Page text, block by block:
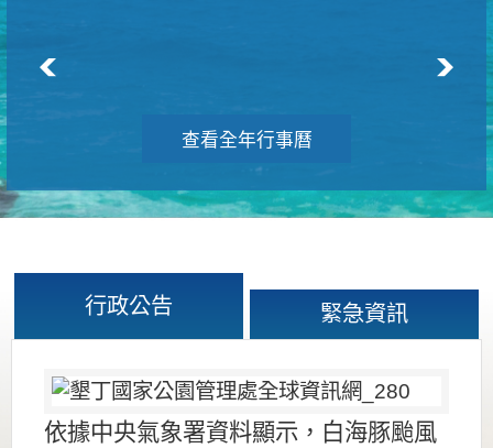
查看全年行事曆
行政公告 緊急資訊
依據中央氣象署資料顯示，白海豚颱風